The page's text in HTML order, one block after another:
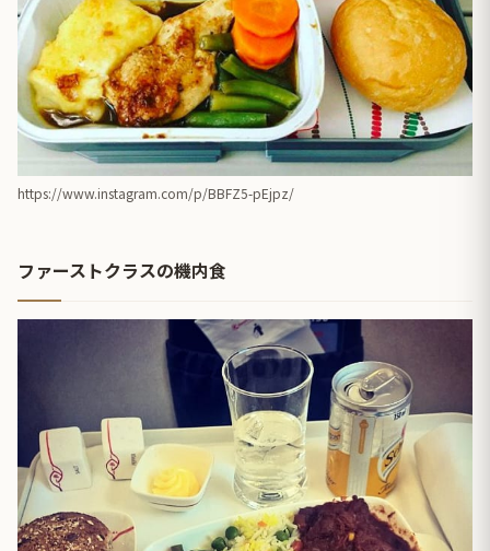
https://www.instagram.com/p/BBFZ5-pEjpz/
ファーストクラスの機内食